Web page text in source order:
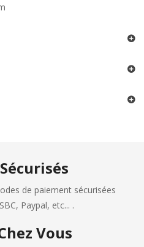
de paiement sécurisées
Paypal, etc... .
Vous